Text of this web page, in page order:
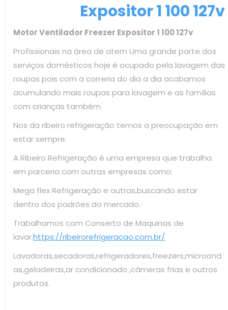
Expositor 1 100 127v
Motor Ventilador Freezer Expositor 1 100 127v
Profissionais na área de atem Uma grande parte dos
serviços domésticos hoje é ocupado pela lavagem das
roupas pois com a correria do dia a dia acabamos
acumulando mais roupas para lavagem e as famílias
com crianças também.
Nos da ribeiro refrigeração temos a preocupação em
estar sempre.
A Ribeiro Refrigeração é uma empresa que trabalha
em parceria com outras empresas como:
Mega flex Refrigeração e outras,buscando estar
dentro dos padrões do mercado.
Trabalhamos com Conserto de Maquinas de
lavar.https://ribeirorefrigeracao.com.br/
Lavadoras,secadoras,refrigeradores,freezers,microond
as,geladeiras,ar condicionado ,câmeras frias e outros
produtos.